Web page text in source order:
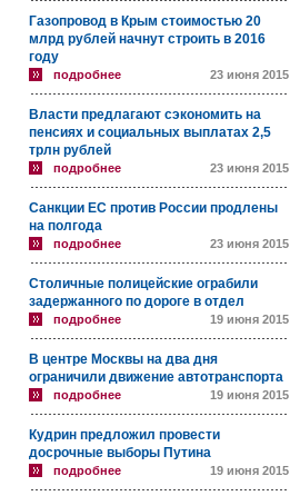
Газопровод в Крым стоимостью 20
млрд рублей начнут строить в 2016
году
подробнее 23 июня 2015
Власти предлагают сэкономить на
пенсиях и социальных выплатах 2,5
трлн рублей
подробнее 23 июня 2015
Санкции ЕС против России продлены
на полгода
подробнее 23 июня 2015
Столичные полицейские ограбили
задержанного по дороге в отдел
подробнее 19 июня 2015
В центре Москвы на два дня
ограничили движение автотранспорта
подробнее 19 июня 2015
Кудрин предложил провести
досрочные выборы Путина
подробнее 19 июня 2015